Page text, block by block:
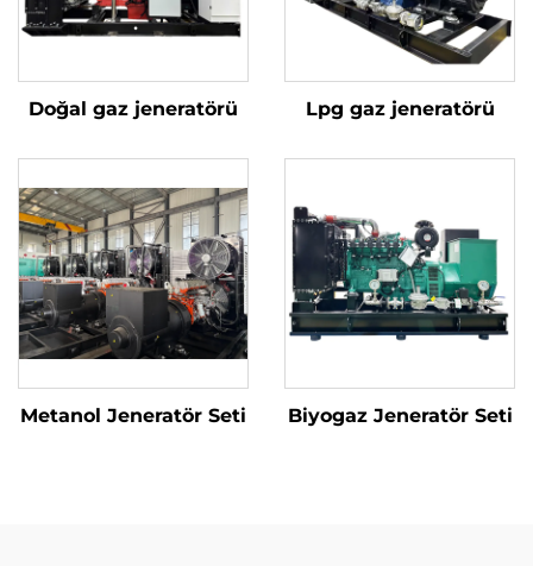
Doğal gaz jeneratörü Lpg gaz jeneratörü
Metanol Jeneratör Seti Biyogaz Jeneratör Seti